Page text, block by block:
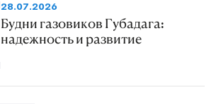
28.07.2026
Будни газовиков Губадага:
надежность и развитие